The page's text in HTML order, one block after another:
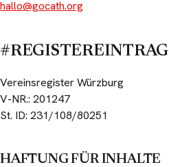
hallo@gocath.org
#REGISTEREINTRAG
Vereinsregister Würzburg
V-NR.: 201247
St. ID: 231/108/80251
HAFTUNG FÜR INHALTE